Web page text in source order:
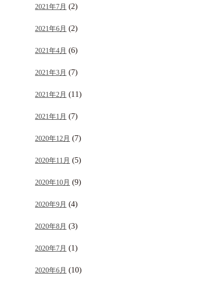
2021年7月 (2)
2021年6月 (2)
2021年4月 (6)
2021年3月 (7)
2021年2月 (11)
2021年1月 (7)
2020年12月 (7)
2020年11月 (5)
2020年10月 (9)
2020年9月 (4)
2020年8月 (3)
2020年7月 (1)
2020年6月 (10)